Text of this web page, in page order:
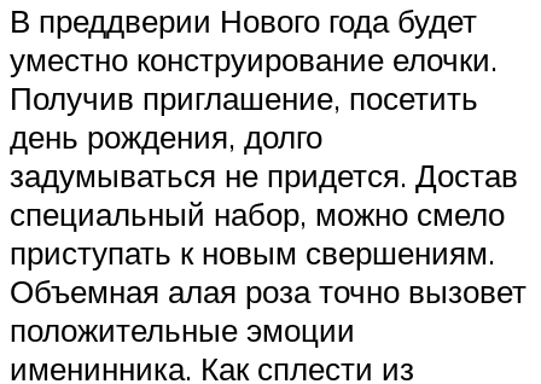
В преддверии Нового года будет
уместно конструирование елочки.
Получив приглашение, посетить
день рождения, долго
задумываться не придется. Достав
специальный набор, можно смело
приступать к новым свершениям.
Объемная алая роза точно вызовет
положительные эмоции
именинника. Как сплести из